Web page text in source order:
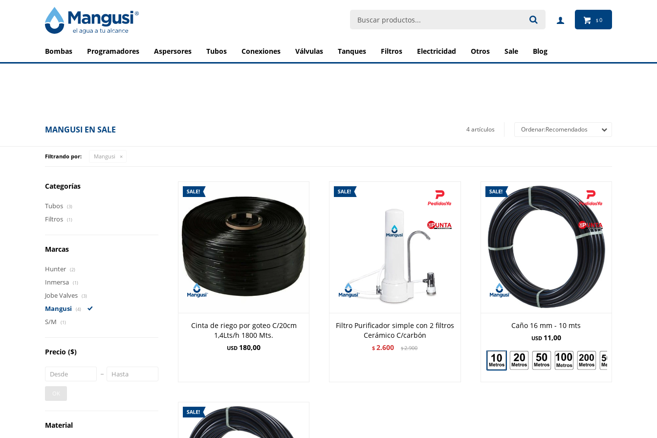
bombas programadores aspersores tubos conexiones válvulas tanques filtros electricidad otros sale blog
$0
MANGUSI EN SALE 4 artículos Recomendados
Filtrando por: Mangusi
Cinta de riego por goteo C/20cm
1,4Lts/h 1800 Mts.
USD 180,00
Filtro Purificador simple con 2 filtros
Cerámico C/carbón
$ 2.600 $2.900
Caño 16 mm - 10 mts
USD 11,00
Categorías
Tubos (3)
Filtros (1)
Marcas
Hunter (2)
Inmersa (1)
Jobe Valves (3)
Mangusi (4)
S/M (1)
Precio ($)
OK
Material